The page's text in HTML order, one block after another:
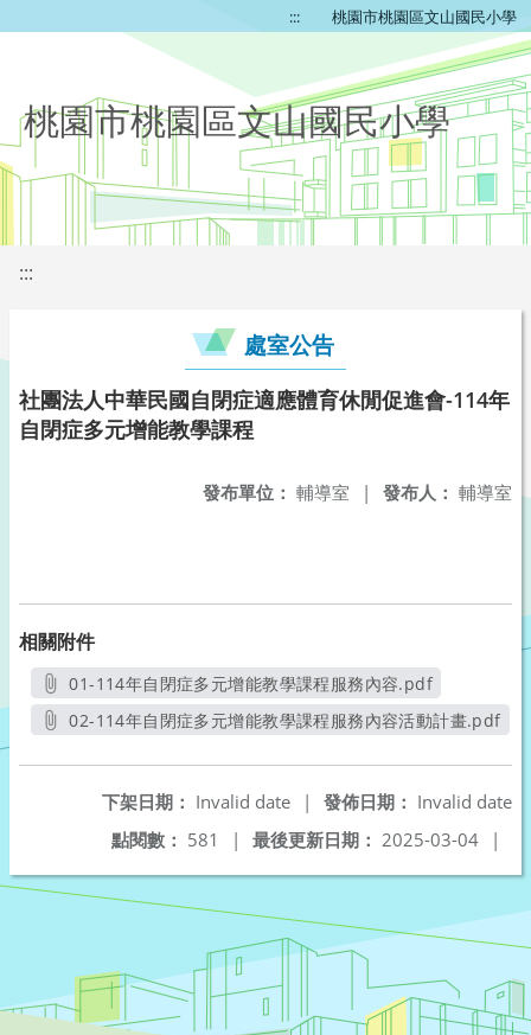
::: 桃園市桃園區文山國民小學
桃園市桃園區文山國民小學
:::
處室公告
社團法人中華民國自閉症適應體育休閒促進會-114年
自閉症多元增能教學課程
發布人： 輔導室
發布單位： 輔導室 |
相關附件
01-114年自閉症多元增能教學課程服務內容.pdf
另開新視窗
02-114年自閉症多元增能教學課程服務內容活動計畫.pdf
發佈日期： Invalid date
下架日期： Invalid date
|
最後更新日期： 2025-03-04 |
點閱數： 581 |